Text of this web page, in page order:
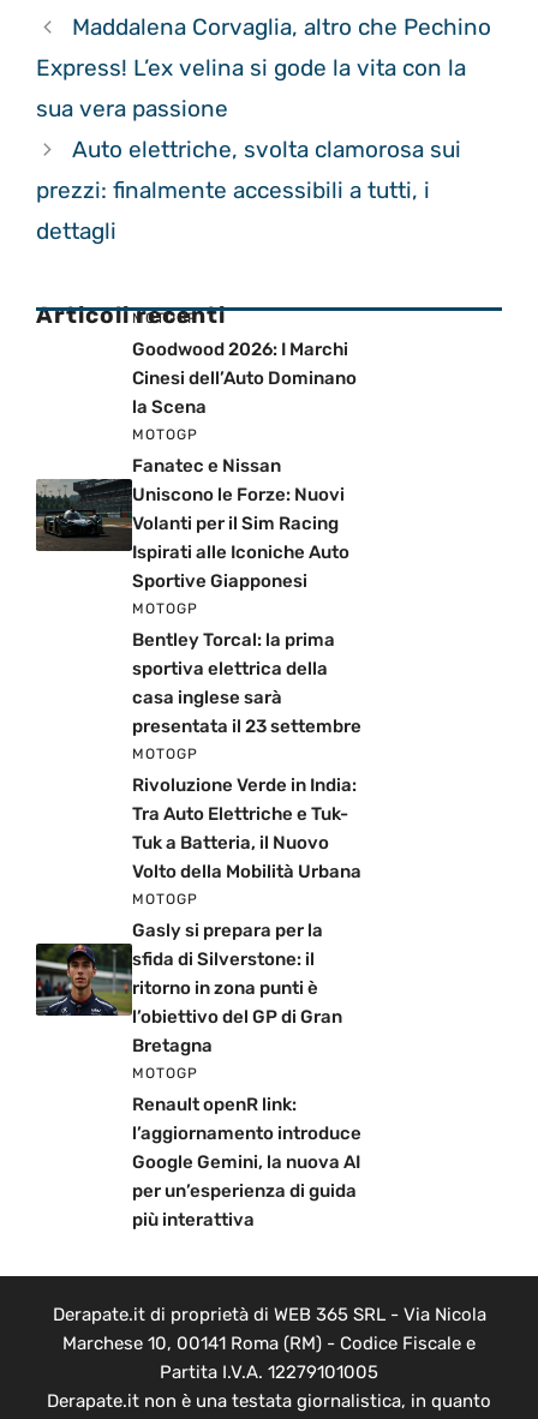
Maddalena Corvaglia, altro che Pechino
Express! L’ex velina si gode la vita con la
sua vera passione
Auto elettriche, svolta clamorosa sui
prezzi: finalmente accessibili a tutti, i
dettagli
Articoli recenti
MOTOGP
Goodwood 2026: I Marchi
Cinesi dell’Auto Dominano
la Scena
MOTOGP
Fanatec e Nissan
Uniscono le Forze: Nuovi
Volanti per il Sim Racing
Ispirati alle Iconiche Auto
Sportive Giapponesi
MOTOGP
Bentley Torcal: la prima
sportiva elettrica della
casa inglese sarà
presentata il 23 settembre
MOTOGP
Rivoluzione Verde in India:
Tra Auto Elettriche e Tuk-
Tuk a Batteria, il Nuovo
Volto della Mobilità Urbana
MOTOGP
Gasly si prepara per la
sfida di Silverstone: il
ritorno in zona punti è
l’obiettivo del GP di Gran
Bretagna
MOTOGP
Renault openR link:
l’aggiornamento introduce
Google Gemini, la nuova AI
per un’esperienza di guida
più interattiva
Derapate.it di proprietà di WEB 365 SRL - Via Nicola
Marchese 10, 00141 Roma (RM) - Codice Fiscale e
Partita I.V.A. 12279101005
Derapate.it non è una testata giornalistica, in quanto